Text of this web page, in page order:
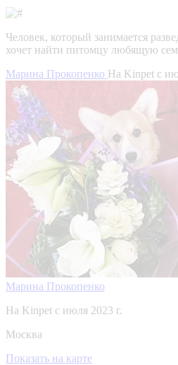
Человек, который занимается
хочет найти питомцу любящую
Марина Прокопенко На Kinpet c
Марина Прокопенко
На Kinpet c июля 2023 г.
Москва
Показать на карте